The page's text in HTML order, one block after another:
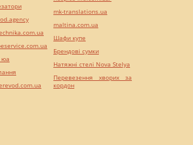
юа
mk-translations.ua
maltina.com.ua
Шафи купе
Брендові сумки
Натяжні стелі Nova Stelya
Перевезення хворих за
кордон